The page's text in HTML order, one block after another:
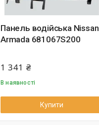
Панель водійська Nissan
Armada 681067S200
1 341 ₴
В наявності
Купити